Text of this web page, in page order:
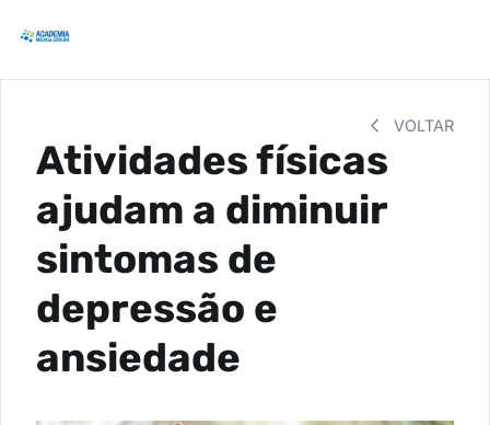
VOLTAR
Atividades físicas
ajudam a diminuir
sintomas de
depressão e
ansiedade